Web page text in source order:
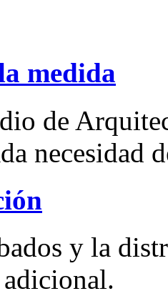
medida
de
necesidad
y la